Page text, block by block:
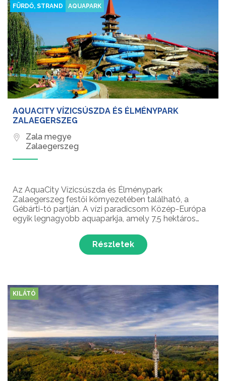
FÜRDŐ, STRAND AQUAPARK
AQUACITY VÍZICSÚSZDA ÉS ÉLMÉNYPARK
ZALAEGERSZEG
Zala megye
Zalaegerszeg
Az AquaCity Vízicsúszda és Élménypark
Zalaegerszeg festői környezetében található, a
Gébárti-tó partján. A vízi paradicsom Közép-Európa
egyik legnagyobb aquaparkja, amely 7,5 hektáros
illetve változatos vízi és szárazföldi programokkal
Részletek
KILÁTÓ